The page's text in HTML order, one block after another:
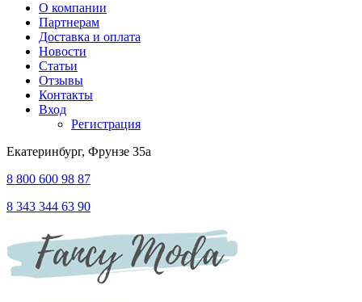
О компании
Партнерам
Доставка и оплата
Новости
Статьи
Отзывы
Контакты
Вход
Регистрация
Екатеринбург, Фрунзе 35а
8 800 600 98 87
8 343 344 63 90